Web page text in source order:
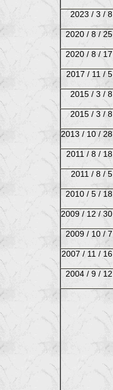
2023 / 3 / 8
2020 / 8 / 25
2020 / 8 / 17
2017 / 11 / 5
2015 / 3 / 8
2015 / 3 / 8
2013 / 10 / 28
2011 / 8 / 18
2011 / 8 / 5
2010 / 5 / 18
2009 / 12 / 30
2009 / 10 / 7
2007 / 11 / 16
2004 / 9 / 12